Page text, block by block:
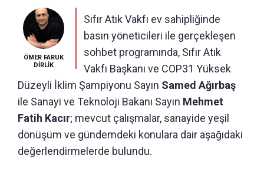
ÖMER FARUK
DİRLİK
Sıfır Atık Vakfı ev sahipliğinde
basın yöneticileri ile gerçekleşen
sohbet programında, Sıfır Atık
Vakfı Başkanı ve COP31 Yüksek
Düzeyli İklim Şampiyonu Sayın Samed Ağırbaş
ile Sanayi ve Teknoloji Bakanı Sayın Mehmet
Fatih Kacır; mevcut çalışmalar, sanayide yeşil
dönüşüm ve gündemdeki konulara dair aşağıdaki
değerlendirmelerde bulundu.